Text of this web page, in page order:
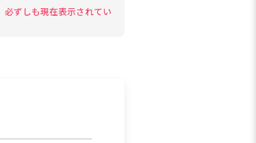
必ずしも現在表示されてい